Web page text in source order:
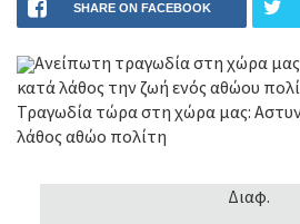
SHARE ON FACEBOOK
Ανείπωτη τραγωδία στη χώρα
κατά λάθος την ζωή ενός αθώου
Τραγωδία τώρα στη χώρα μας:
λάθος αθώο πολίτη
Διαφ.